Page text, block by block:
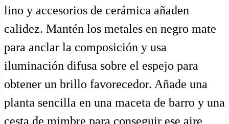
lino y accesorios de cerámica añaden
calidez. Mantén los metales en negro mate
para anclar la composición y usa
iluminación difusa sobre el espejo para
obtener un brillo favorecedor. Añade una
planta sencilla en una maceta de barro y una
cesta de mimbre para conseguir ese aire